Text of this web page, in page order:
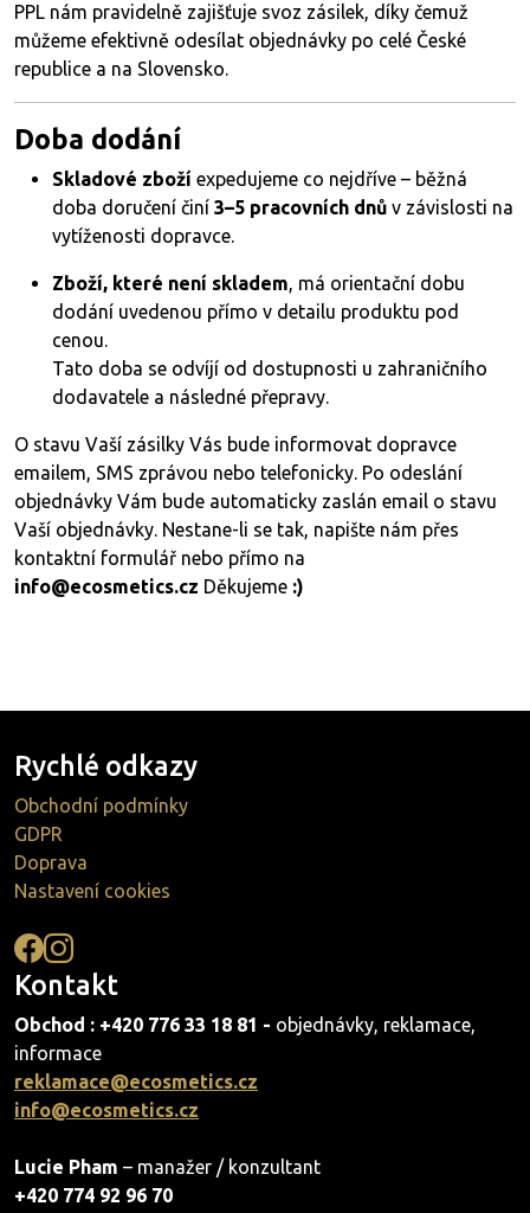
PPL nám pravidelně zajišťuje svoz zásilek, díky čemuž
můžeme efektivně odesílat objednávky po celé České
republice a na Slovensko.
Doba dodání
Skladové zboží expedujeme co nejdříve – běžná
doba doručení činí 3–5 pracovních dnů v závislosti na
vytíženosti dopravce.
Zboží, které není skladem, má orientační dobu
dodání uvedenou přímo v detailu produktu pod
cenou.
Tato doba se odvíjí od dostupnosti u zahraničního
dodavatele a následné přepravy.
O stavu Vaší zásilky Vás bude informovat dopravce
emailem, SMS zprávou nebo telefonicky. Po odeslání
objednávky Vám bude automaticky zaslán email o stavu
Vaší objednávky. Nestane-li se tak, napište nám přes
kontaktní formulář nebo přímo na
info@ecosmetics.cz Děkujeme :)
Rychlé odkazy
Obchodní podmínky
GDPR
Doprava
Nastavení cookies
Kontakt
Obchod : +420 776 33 18 81 - objednávky, reklamace,
informace
reklamace@ecosmetics.cz
info@ecosmetics.cz
Lucie Pham – manažer / konzultant
+420 774 92 96 70